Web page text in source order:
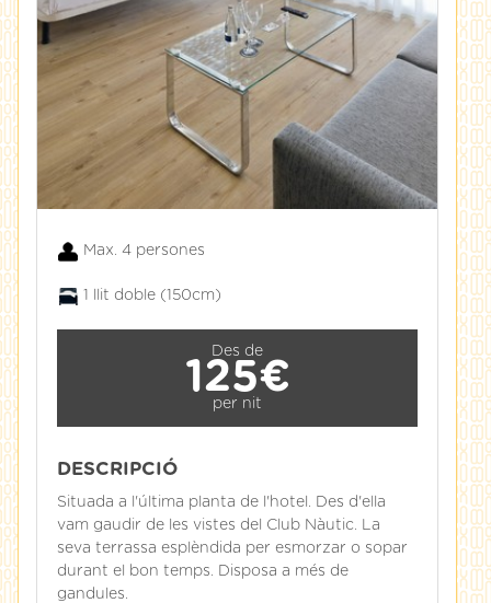
Max. 4 persones
1 llit doble (150cm)
Des de
125€
per nit
DESCRIPCIÓ
Situada a l'última planta de l'hotel. Des d'ella
vam gaudir de les vistes del Club Nàutic. La
seva terrassa esplèndida per esmorzar o sopar
durant el bon temps. Disposa a més de
gandules.